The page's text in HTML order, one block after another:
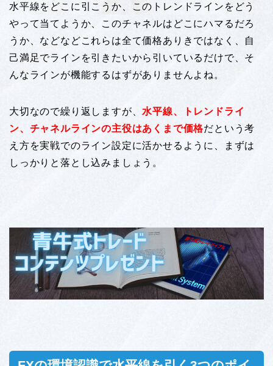
水平線をどこに引こうか、このトレンドラインをどう
やって当てようか、このチャネルはどこにハマるだろ
うか、などなどこれらは全て価格ありきではなく、自
己満足でラインを引きたいから引いているだけで、そ
んなラインが機能するはずがありませんよね。
大切なので繰り返しますが、 水平線、トレンドライ
ン、チャネルラインの主役はあくまで価格だという考
え方を実戦でのライン設定に活かせるように、まずは
しっかりと落とし込みましょう。